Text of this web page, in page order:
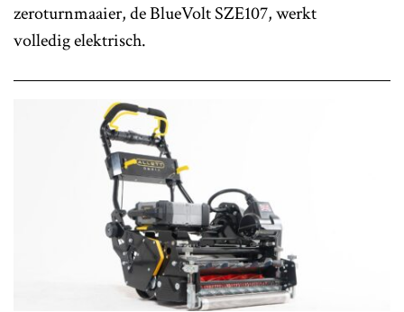
zeroturnmaaier, de BlueVolt SZE107, werkt
volledig elektrisch.